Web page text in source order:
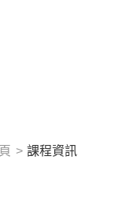
課程資訊